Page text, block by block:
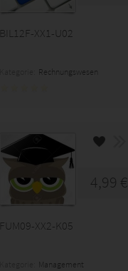
BIL12F-XX1-U02
Rechnungswesen
4,99 €
FUM09-XX2-K05
Management